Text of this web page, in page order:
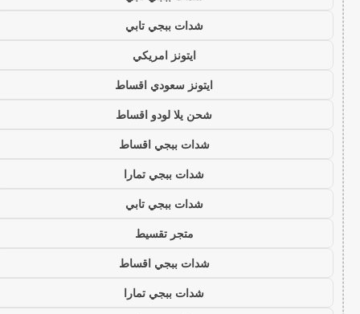
شدات ببجي تابي
ايتونز امريكي
ايتونز سعودي اقساط
شحن يلا لودو اقساط
شدات ببجي اقساط
شدات ببجي تمارا
شدات ببجي تابي
متجر تقسيط
شدات ببجي اقساط
شدات ببجي تمارا